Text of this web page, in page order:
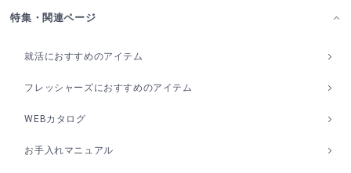
特集・関連ページ
就活におすすめのアイテム
フレッシャーズにおすすめのアイテム
WEBカタログ
お手入れマニュアル